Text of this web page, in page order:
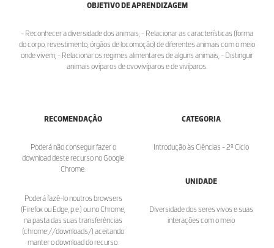
OBJETIVO DE APRENDIZAGEM
- Reconhecer a diversidade dos animais; - Relacionar as características (forma
do corpo, revestimento, órgãos de locomoção) de diferentes animais com o meio
onde vivem; - Relacionar os regimes alimentares de alguns animais; - Distinguir
animais ovíparos de ovovivíparos e de vivíparos.
RECOMENDAÇÃO
Poderá não conseguir fazer o
download deste recurso no Google
Chrome.
Poderá fazê-lo noutros browsers
(Firefox ou Edge, p.e.) ou no Chrome,
na pasta das suas transferências
(chrome://downloads/) aceitando
manter o download do recurso.
CATEGORIA
Introdução às Ciências - 2º Ciclo
UNIDADE
Diversidade dos seres vivos e suas
interações com o meio